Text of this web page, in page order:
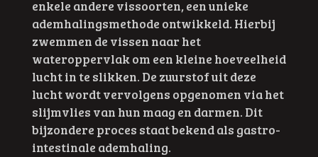
enkele andere vissoorten, een unieke
ademhalingsmethode ontwikkeld. Hierbij
zwemmen de vissen naar het
wateroppervlak om een kleine hoeveelheid
lucht in te slikken. De zuurstof uit deze
lucht wordt vervolgens opgenomen via het
slijmvlies van hun maag en darmen. Dit
bijzondere proces staat bekend als gastro-
intestinale ademhaling.